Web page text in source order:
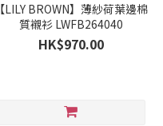
【LILY BROWN】薄紗荷葉邊棉
質襯衫 LWFB264040
HK$970.00